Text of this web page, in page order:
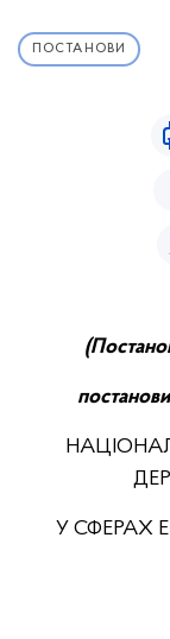
ПОСТАНОВИ
(П
У СФЕРАХ